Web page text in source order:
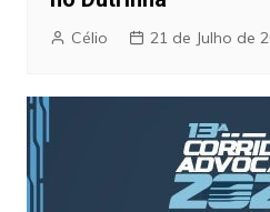
Célio 21 de Julho de